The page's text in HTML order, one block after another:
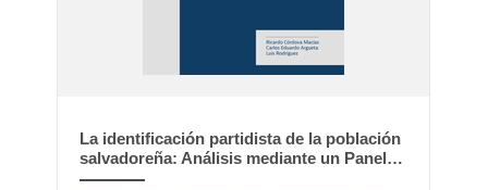
La identificación partidista de la población
salvadoreña: Análisis mediante un Panel
Electoral